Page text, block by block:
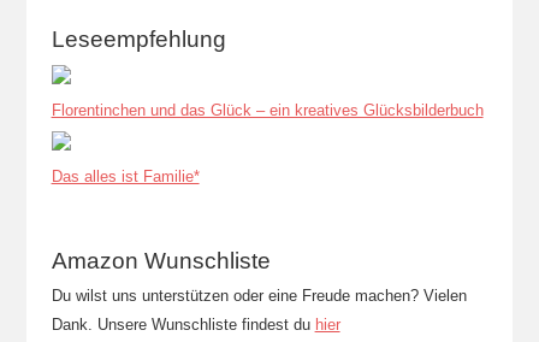
Leseempfehlung
Florentinchen und das Glück – ein kreatives Glücksbilderbuch
Das alles ist Familie*
Amazon Wunschliste
Du wilst uns unterstützen oder eine Freude machen? Vielen
Dank. Unsere Wunschliste findest du hier